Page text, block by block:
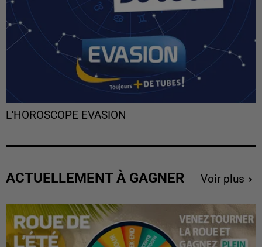
L'HOROSCOPE EVASION
ACTUELLEMENT À GAGNER Voir plus